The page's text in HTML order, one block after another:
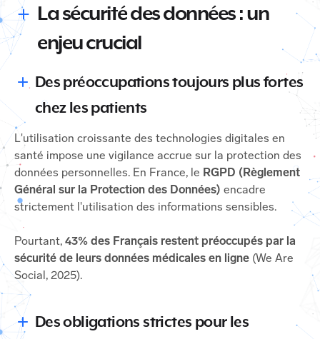
La sécurité des données : un
enjeu crucial
Des préoccupations toujours plus fortes
chez les patients
L'utilisation croissante des technologies digitales en
santé impose une vigilance accrue sur la protection des
données personnelles. En France, le RGPD (Règlement
Général sur la Protection des Données) encadre
strictement l'utilisation des informations sensibles.
Pourtant, 43% des Français restent préoccupés par la
sécurité de leurs données médicales en ligne (We Are
Social, 2025).
Des obligations strictes pour les